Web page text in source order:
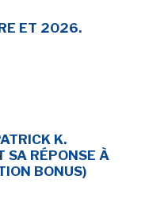
ET 2026.
K.
SA RÉPONSE À
BONUS)